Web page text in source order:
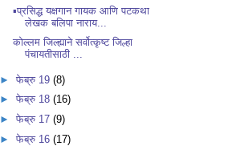
▪️प्रसिद्ध यक्षगान गायक आणि पटकथा
लेखक बलिपा नाराय...
कोल्लम जिल्ह्याने सर्वोत्कृष्ट जिल्हा
पंचायतीसाठी ...
►फेब्रु 19(8)
►फेब्रु 18(16)
►फेब्रु 17(9)
►फेब्रु 16(17)